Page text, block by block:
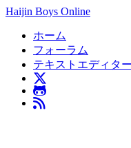
Haijin Boys Online
ホーム
フォーラム
テキストエディター